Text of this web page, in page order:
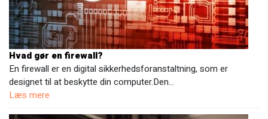
Hvad gør en firewall?
En firewall er en digital sikkerhedsforanstaltning, som er
designet til at beskytte din computer.Den…
Læs mere